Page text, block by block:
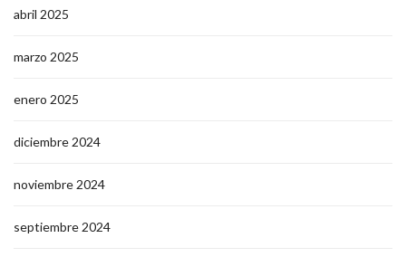
abril 2025
marzo 2025
enero 2025
diciembre 2024
noviembre 2024
septiembre 2024